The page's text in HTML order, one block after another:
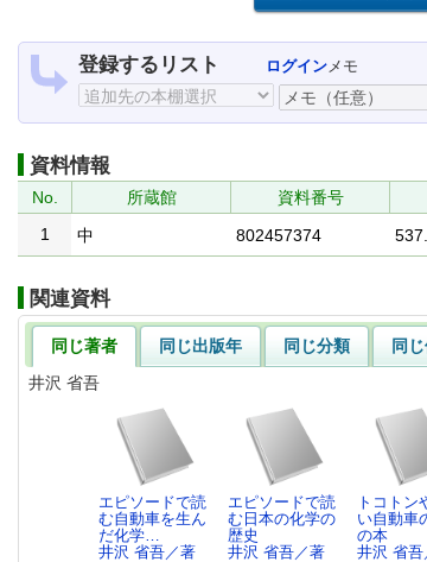
登録するリスト ログインメモ
資料情報
No. 所蔵館 資料番号
1
中 802457374
関連資料
同じ著者 同じ出版年 同じ分類
同
井沢 省吾
エピソードで読
む自動車を生ん
だ化学…
井沢 省吾／著
エピソードで読
む日本の化学の
歴史
井沢 省吾／著
トコトン
い自動車
の本
井沢 省吾